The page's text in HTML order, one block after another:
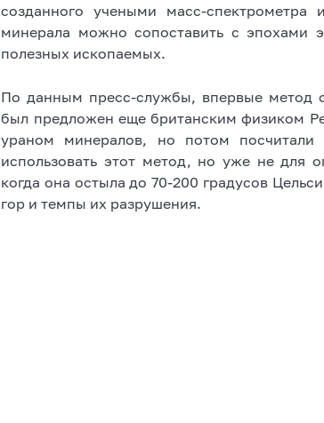
созданного учеными масс-
минерала можно сопоставить с эпохами
полезных ископаемых.
По данным пресс-службы, впервые метод
был предложен еще британским физиком
ураном минералов, но потом
использовать этот метод, но уже не для
когда она остыла до 70-200 градусов
гор и темпы их разрушения.